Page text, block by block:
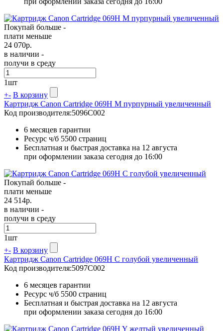
Покупай больше -
плати меньше
24 070р.
в наличии -
получи в среду
1шт
+- В корзину
Картридж Canon Cartridge 069H M пурпурный увеличенный
Код производителя:5096C002
6 месяцев гарантии
Ресурс ч/б 5500 страниц
Бесплатная и быстрая доставка на 12 августа
при оформлении заказа сегодня до 16:00
Покупай больше -
плати меньше
24 514р.
в наличии -
получи в среду
1шт
+- В корзину
Картридж Canon Cartridge 069H C голубой увеличенный
Код производителя:5097C002
6 месяцев гарантии
Ресурс ч/б 5500 страниц
Бесплатная и быстрая доставка на 12 августа
при оформлении заказа сегодня до 16:00